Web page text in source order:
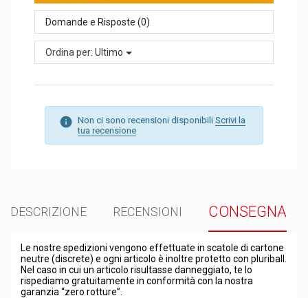
Domande e Risposte (0)
Ordina per: Ultimo
Non ci sono recensioni disponibili Scrivi la
tua recensione
DESCRIZIONE RECENSIONI CONSEGNA
Le nostre spedizioni vengono effettuate in scatole di cartone
neutre (discrete) e ogni articolo è inoltre protetto con pluriball.
Nel caso in cui un articolo risultasse danneggiato, te lo
rispediamo gratuitamente in conformità con la nostra
garanzia “zero rotture”.